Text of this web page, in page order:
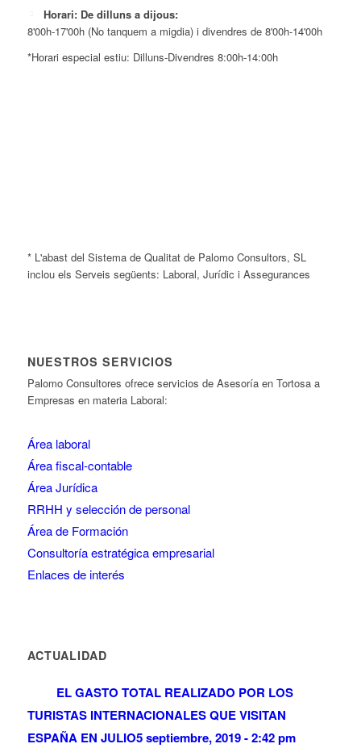
Horari: De dilluns a dijous:
8'00h-17'00h (No tanquem a migdia) i divendres de 8'00h-14'00h
*Horari especial estiu: Dilluns-Divendres 8:00h-14:00h
* L'abast del Sistema de Qualitat de Palomo Consultors, SL
inclou els Serveis següents: Laboral, Jurídic i Assegurances
NUESTROS SERVICIOS
Palomo Consultores ofrece servicios de Asesoría en Tortosa a
Empresas en materia Laboral:
Área laboral
Área fiscal-contable
Área Jurídica
RRHH y selección de personal
Área de Formación
Consultoría estratégica empresarial
Enlaces de interés
ACTUALIDAD
EL GASTO TOTAL REALIZADO POR LOS
TURISTAS INTERNACIONALES QUE VISITAN
ESPAÑA EN JULIO5 septiembre, 2019 - 2:42 pm